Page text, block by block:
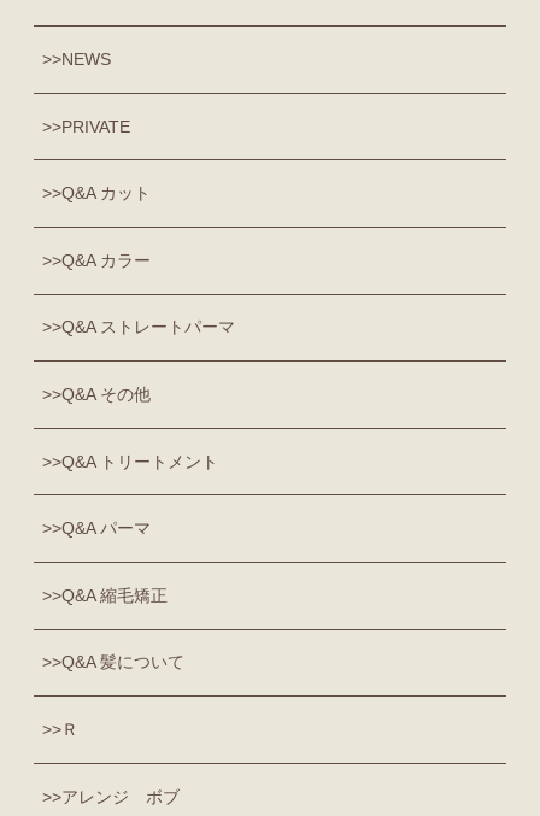
NEWS
PRIVATE
Q&A カット
Q&A カラー
Q&A ストレートパーマ
Q&A その他
Q&A トリートメント
Q&A パーマ
Q&A 縮毛矯正
Q&A 髪について
Ｒ
アレンジ ボブ